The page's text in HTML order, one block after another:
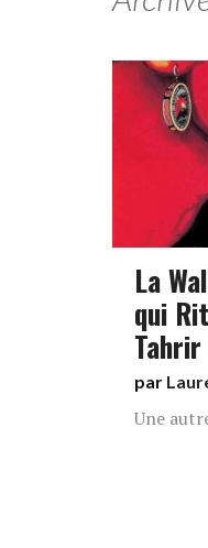
La
qui
Tahrir
par
Une